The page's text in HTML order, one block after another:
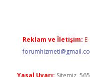
Reklam ve İletişim:
Yasal Uyarı: Sitemiz,